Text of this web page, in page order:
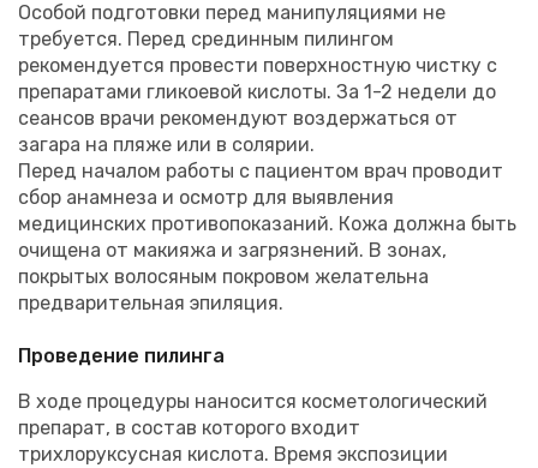
Особой подготовки перед манипуляциями не
требуется. Перед срединным пилингом
рекомендуется провести поверхностную чистку с
препаратами гликоевой кислоты. За 1-2 недели до
сеансов врачи рекомендуют воздержаться от
загара на пляже или в солярии.
Перед началом работы с пациентом врач проводит
сбор анамнеза и осмотр для выявления
медицинских противопоказаний. Кожа должна быть
очищена от макияжа и загрязнений. В зонах,
покрытых волосяным покровом желательна
предварительная эпиляция.
Проведение пилинга
В ходе процедуры наносится косметологический
препарат, в состав которого входит
трихлоруксусная кислота. Время экспозиции